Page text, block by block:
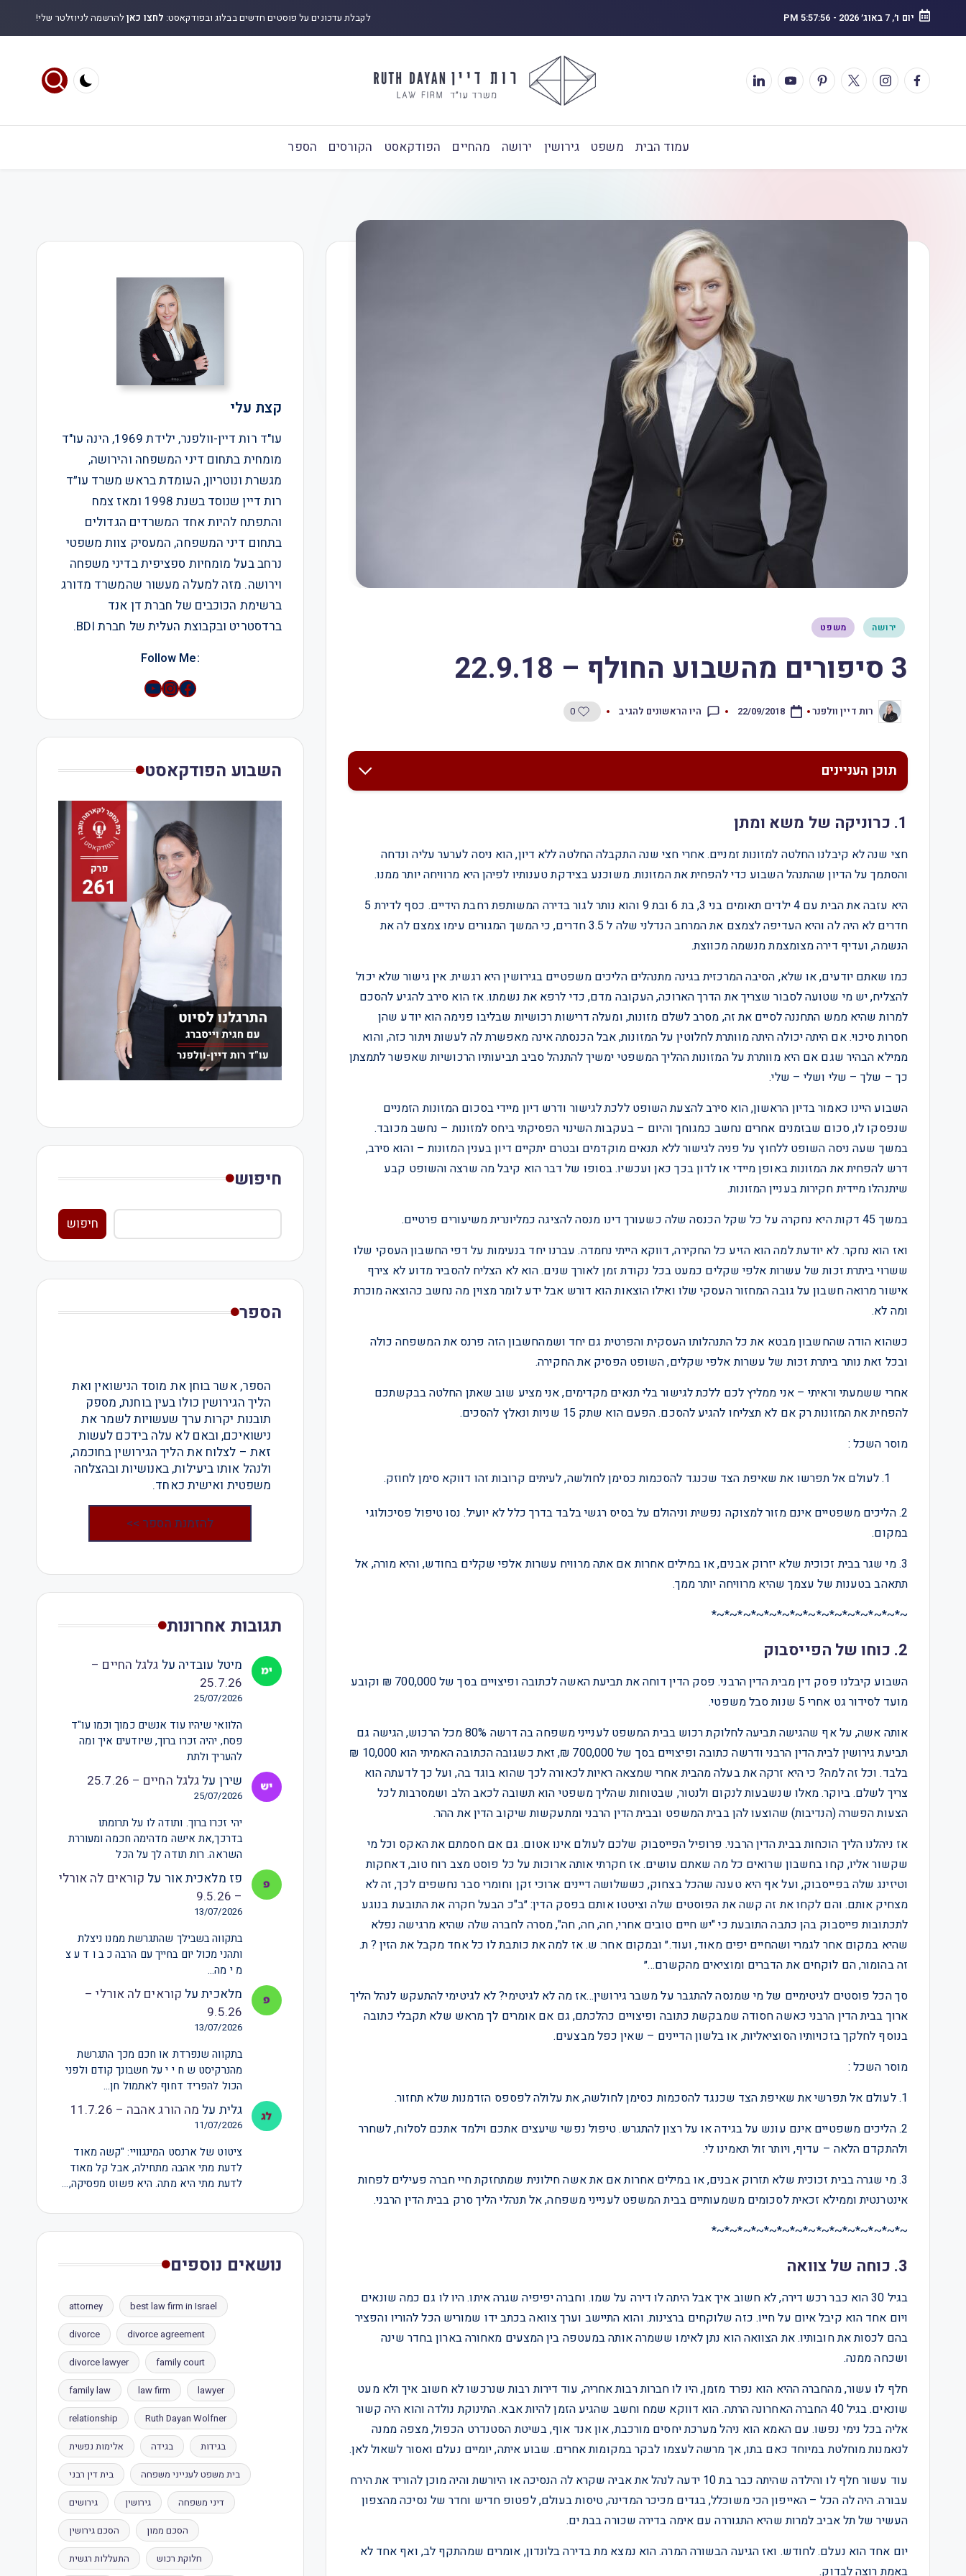
יום ו׳, 7 באוג׳ 2026 -
5:57:57 PM לקבלת עדכונים על פוסטים חדשים בבלוג ובפודקאסט: לחצו כאןלהרשמה לניוזלטר שלי!
עמוד הבית משפט גירושין ירושה מהחיים הפודקאסט הקורסים הספר
ירושה משפט
3 סיפורים מהשבוע החולף – 22.9.18
רות דיין וולפנר 22/09/2018 היו הראשונים להגיב 0
תוכן העניינים
1. כרוניקה של משא ומתן
חצי שנה לא קיבלנו החלטה למזונות זמניים. אחרי חצי שנה התקבלה החלטה ללא דיון, הוא ניסה לערער עליה ונדחה
והסתמך על הדיון שהתנהל השבוע כדי להפחית את המזונות. משוכנע בצידקת טענותיו לפיהן היא מרוויחה יותר ממנו.
היא עזבה את הבית עם 4 ילדים תאומים בני 3, בת 6 ובת 9 והוא נותר לגור בדירה המשותפת רחבת הידיים. כסף לדירת 5
חדרים לא היה לה והיא העדיפה לצמצם את המרחב הנדלני שלה ל 3.5 חדרים, כי המשך המגורים עימו צמצם לה את
הנשמה, ועדיף דירה מצומצמת מנשמה מכווצת.
כמו שאתם יודעים, או שלא, הסיבה המרכזית בגינה מתנהלים הליכים משפטיים בגירושין היא רגשית. אין גישור שלא יכול
להצליח, יש מי שטועה לסבור שצריך את הדרך הארוכה, העקובה מדם, כדי לרפא את נשמתו. אז הוא סירב להגיע להסכם
למרות שהיא ממש התחננה לסיים את זה, מסרב לשלם מזונות, ומעלה דרישות רכושיות שבליבו פנימה הוא יודע שהן
חסרות סיכוי. אם היתה יכולה היתה מוותרת לחלוטין על המזונות, אבל הכנסתה אינה מאפשרת לה לעשות ויתור כזה, והוא
ממילא הבהיר שגם אם היא מוותרת על המזונות ההליך המשפטי ימשיך להתנהל סביב תביעותיו הרכושיות שאפשר לתמצתן
כך – שלך – שלי ושלי – שלי.
השבוע היינו כאמור בדיון הראשון, הוא סירב להצעת השופט ללכת לגישור ודרש דיון מיידי בסכום המזונות הזמניים
שנפסקו לו, סכום שבזמנים אחרים נחשב כמגוחך והיום – בעקבות השינוי הפסיקתי ביחס למזונות – נחשב מכובד.
במשך שעה ניסה השופט ללחוץ על פניה לגישור ללא תנאים מוקדמים ובטרם יתקיים דיון בענין המזונות – והוא סירב,
דרש להפחית את המזונות באופן מיידי או לדון בכך כאן ועכשיו. בסופו של דבר הוא קיבל מה שרצה והשופט קבע
שיתנהלו מיידית חקירות בעניין המזונות.
במשך 45 דקות היא נחקרה על כל שקל הכנסה שלה כשעורך דינו מנסה להציגה כמליונרית משיעורים פרטיים.
ואז הוא נחקר. לא יודעת למה הוא הזיע כל החקירה, דווקא הייתי נחמדה. עברנו יחד בנעימות על דפי החשבון העסקי שלו
ששרוי ביתרת זכות של עשרות אלפי שקלים כמעט בכל נקודת זמן לאורך שנים. הוא לא הצליח להסביר מדוע לא צירף
אישור מרואה חשבון על גובה המחזור העסקי שלו ואילו הוצאות הוא דורש אבל ידע לומר מצוין מה נחשב כהוצאה מוכרת
ומה לא.
כשהוא הודה שהחשבון מבטא את כל התנהלותו העסקית והפרטית גם יחד ושמהחשבון הזה פרנס את המשפחה כולה
ובכל זאת נותר ביתרת זכות של עשרות אלפי שקלים, השופט הפסיק את החקירה.
אחרי ששמעתי וראיתי – אני ממליץ לכם ללכת לגישור בלי תנאים מקדימים, אני מציע שוב שאתן החלטה בבקשתכם
להפחית את המזונות רק אם לא תצליחו להגיע להסכם. הפעם הוא שתק 15 שניות ונאלץ להסכים.
מוסר השכל :
לעולם אל תפרשו את שאיפת הצד שכנגד להסכמות כסימן לחולשה, לעיתים קרובות זהו דווקא סימן לחוזק.
2. הליכים משפטיים אינם מזור למצוקה נפשית וניהולם על בסיס רגשי בלבד בדרך כלל לא יועיל. נסו טיפול פסיכולוגי
במקום.
3. מי שגר בבית זכוכית שלא יזרוק אבנים, או במילים אחרות אם אתה מרוויח עשרות אלפי שקלים בחודש, והיא מורה, אל
תתאהב בטענות של עצמך שהיא מרוויחה יותר ממך.
~*~*~*~*~*~*~*~*~*~*~*~*~*~*~*
2. כוחו של הפייסבוק
השבוע קיבלנו פסק דין מבית הדין הרבני. פסק הדין דוחה את תביעת האשה לכתובה ופיצויים בסך של 700,000 ₪ וקובע
מועד לסידור גט אחרי 5 שנות סבל משפטי.
אותה אשה, על אף שהגישה תביעה לחלוקת רכוש בבית המשפט לענייני משפחה בה דרשה 80% מכל הרכוש, הגישה גם
תביעת גירושין לבית הדין הרבני ודרשה כתובה ופיצויים בסך של 700,000 ₪, זאת כשגובה הכתובה האמיתי הוא 10,000 ₪
בלבד. וכל זה למה? כי היא זרקה את בעלה מהבית אחרי שמצאה ראיות לכאורה לכך שהוא בוגד בה, ועל כך לדעתה הוא
צריך לשלם. ביוקר. מאלו שנשבעות לנקום ולנטור, שבטוחות שהליך משפטי הוא תשובה לכאב הלב ושמסרבות לכל
הצעות הפשרה (הנדיבות) שהוצעו להן בבית המשפט ובבית הדין הרבני ומתעקשות שיקוב הדין את ההר.
אז ניהלנו הליך הוכחות בבית הדין הרבני. פרופיל הפייסבוק שלכם לעולם אינו אטום. גם אם חסמתם את האקס וכל מי
שקשור אליו, קחו בחשבון שרואים כל מה שאתם עושים. אז חקרתי אותה ארוכות על כל פוסט מצב רוח טוב, דאחקות
וטיזינג שלה בפייסבוק, ועל אף היא טענה שהכל בצחוק, כששלושה דיינים ארוכי זקן וחומרי סבר נחשפים לכך, זה לא
מצחיק אותם. והם לקחו את זה קשה את הפוסטים שלה וציטטו אותם בפסק הדין: ״ב"כ הבעל חקרה את התובעת בנוגע
לתכתובות פייסבוק בהן כתבה התובעת כי "יש חיים טובים אחרי, חה, חה, חה", מסרה לחברה שלה שהיא מרגישה נפלא
שהיא במקום אחר לגמרי ושהחיים יפים מאוד, ועוד.״ ובמקום אחר: ש. אז למה את כותבת לו כל אחד מקבל את הזין ? ת.
זה בהומור, הם לוקחים את הדברים ומוציאים מהקשרם…״
סך הכל פוסטים לגיטימיים של מי שמנסה להתגבר על משבר גירושין…אז מה לא לגיטימי? לא לגיטימי להתעקש לנהל הליך
ארוך בבית הדין הרבני כאשה חסודה שמבקשת כתובה ופיצויים כהלכתם, גם אם אומרים לך מראש שלא תקבלי כתובה
בנוסף לחלקך בזכויותיו הסוציאליות, או בלשון הדיינים – שאין כפל מבצעים.
מוסר השכל :
1. לעולם אל תפרשי את שאיפת הצד שכנגד להסכמות כסימן לחולשה, את עלולה לפספס הזדמנות שלא תחזור.
2. הליכים משפטיים אינם עונש על בגידה או על רצון להתגרש. טיפול נפשי שיעצים אתכם וילמד אתכם לסלוח, לשחרר
ולהתקדם הלאה – עדיף, ויותר זול תאמינו לי.
3. מי שגרה בבית זכוכית שלא תזרוק אבנים, או במילים אחרות אם את אשה חילונית שמתחזקת חיי חברה פעילים לפחות
אינטרנטית וממילא זכאית לסכומים משמעותיים בבית המשפט לענייני משפחה, אל תנהלי הליך סרק בבית הדין הרבני.
~*~*~*~*~*~*~*~*~*~*~*~*~*~*~*
3. כוחה של צוואה
בגיל 30 הוא כבר רכש דירה, לא חשוב איך אבל היתה לו דירה על שמו. וחברה יפיפיה שגרה איתו. היו לו גם כמה שונאים
ויום אחד הוא קיבל איום על חייו. כזה שלוקחים ברצינות. והוא התיישב וערך צוואה בכתב ידו שמוריש הכל להוריו והפציר
בהם לכסות את חובותיו. את הצוואה הוא נתן לאימו ששמרה אותה במעטפה בין המצעים מאחורה בארון בחדר שינה
ושכחה ממנה.
חלף לו עשור, מהחברה ההיא הוא נפרד מזמן, היו לו חברות רבות אחריה, עוד דירות רבות שנרכשו לא חשוב איך ולא מעט
שונאים. בגיל 40 החברה האחרונה הרתה. הוא דווקא שמח וחשב שהגיע הזמן להיות אבא. התינוקת נולדה והוא היה קשור
אליה בכל נימי נפשו. עם האמא הוא ניהל מערכת יחסים מורכבת, און אנד אוף, בשיטת הסטנדרט הכפול, מצפה ממנה
לנאמנות מוחלטת במיוחד כאם בתו, אך מרשה לעצמו לבקר במקומות אחרים. שבוע איתה, יומיים נעלם ואסור לשאול לאן.
עוד עשור חלף לו והילדה שהיתה כבר בת 10 ידעה לנהל את אביה שקרא לה הנסיכה או היורשת והיה מוכן להוריד את הירח
עבורה. היה לה הכל – האייפון הכי משוכלל, בגדים מכיכר המדינה, טיסות בעולם, לפטופ חדיש וחדר של נסיכה מהצפון
העשיר של תל אביב למרות שהיא התגוררה עם אימה בדירה שכורה בבת ים.
יום אחד הוא נעלם. לחודש. ואז הגיעה הבשורה המרה. הוא נמצא מת בדירה בלונדון, אומרים שמהתקף לב, ואף אחד לא
באמת רוצה לבדוק.
קצת עלי
עו"ד רות דיין-וולפנר, ילידת 1969, הינה עו"ד
מומחית בתחום דיני המשפחה והירושה,
מגשרת ונוטריון, העומדת בראש משרד עו״ד
רות דיין שנוסד בשנת 1998 ומאז צמח
והתפתח להיות אחד המשרדים הגדולים
בתחום דיני המשפחה, המעסיק צוות משפטי
נרחב בעל מומחיות ספציפית בדיני משפחה
וירושה. מזה למעלה מעשור שהמשרד מדורג
ברשימת הכוכבים של חברת דן אנד
ברדסטריט ובקבוצת העלית של חברת BDI.
:Follow Me
Instagram
YouTube
השבוע הפודקאסט
חיפוש
חיפוש
הספר
הספר, אשר בוחן את מוסד הנישואין ואת
הליך הגירושין כולו בעין בוחנת, מספק
תובנות יקרות ערך שעשויות לשמר את
נישואיכם, ובאם לא עלה בידכם לעשות
זאת – לצלוח את הליך הגירושין בחוכמה,
ולנהל אותו ביעילות, באנושיות ובהצלחה
משפטית ואישית כאחד.
להזמנת הספר >>
תגובות אחרונות
מיטל עובדיה על גלגל החיים –
25.7.26
25/07/2026
הלוואי שיהיו עוד אנשים כמוך וכמו עו"ד
פסח, יהיה זכרו ברוך, שיודעים איך ומה
להעריך ולתת
שירן על גלגל החיים – 25.7.26
25/07/2026
יהי זכרו ברוך. ותודה לו על תרומתו
בדרכך,את אישה מדהימה חכמה ומעוררת
השראה. רות תודה לך על הכל
פז מלאכית אור על קוראים לה אורלי
– 9.5.26
13/07/2026
בתקווה בשבילך שהתגרשת ממנו ניצלת
ותהני מכול יום בחייך עם הרבה כ ב ו ד ע צ
מ י מה…
מלאכיתעל קוראים לה אורלי –
9.5.26
13/07/2026
בתקווה שנפרדת או חכם מכך התגרשת
מהנרקיסט ש ח י י על חשבונך קודם ולפני
הכול להפריד דחוף לאתמול חן…
גלית על מה הורג אהבה – 11.7.26
11/07/2026
ציטוט של ארנסט המינגוויי: "קשה מאוד
לדעת מתי אהבה מתחילה, אבל קל מאוד
לדעת מתי היא מתה. היא פשוט מפסיקה,…
נושאים נוספים
attorney best law firm in Israel
divorce divorce agreement
divorce lawyer family court
family law law firm lawyer
relationship Ruth Dayan Wolfner
אלימות נפשית בגידה בגידות
בית דין רבני בית משפט לענייני משפחה
גירושים גירושין דיני משפחה
הסכם גירושין הסכם ממון
התעללות רגשית חלוקת רכוש